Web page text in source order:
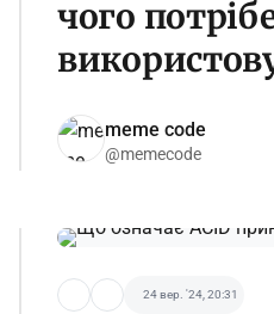
чого
meme code
@memecode
24 вер. '24, 20:31